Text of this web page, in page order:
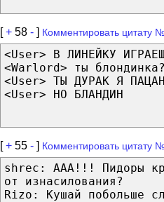
[+ 58 - ] Комментировать цитату
<User> В ЛИНЕЙКУ
<Warlord> ты блондинка?
<User> ТЫ ДУРАК Я ПАЦАН
<User> НО БЛАНДИН
[+ 55 - ] Комментировать цитату
shrec: ААА!!! Пидоры
от изнасилования?
Rizo: Кушай побольше